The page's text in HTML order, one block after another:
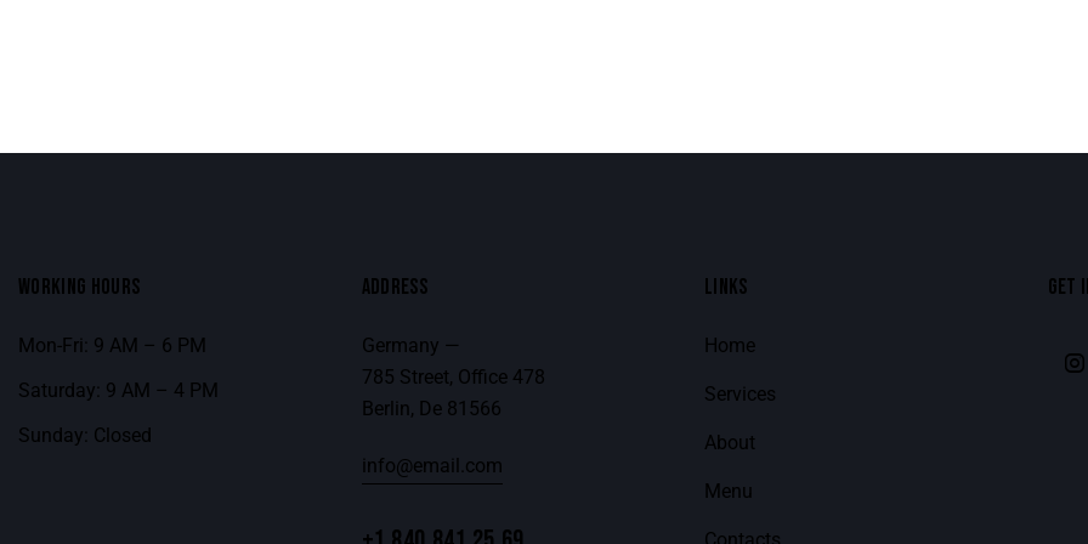
WORKING HOURS
Mon-Fri: 9 AM – 6 PM
Saturday: 9 AM – 4 PM
Sunday: Closed
ADDRESS
Germany —
785 Street, Office 478
Berlin, De 81566
info@email.com
LINKS
Home
Services
About
Menu
Contacts
GET